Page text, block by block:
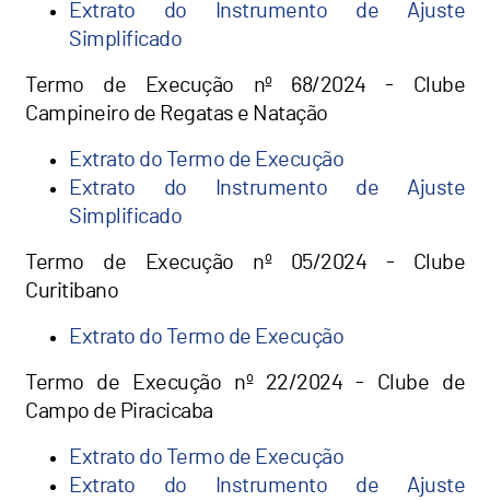
Extrato do Instrumento de Ajuste
Simplificado
Termo de Execução nº 68/2024 - Clube
Campineiro de Regatas e Natação
Extrato do Termo de Execução
Extrato do Instrumento de Ajuste
Simplificado
Termo de Execução nº 05/2024 - Clube
Curitibano
Extrato do Termo de Execução
Termo de Execução nº 22/2024 - Clube de
Campo de Piracicaba
Extrato do Termo de Execução
Extrato do Instrumento de Ajuste